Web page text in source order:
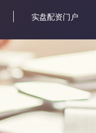
实盘配资门户